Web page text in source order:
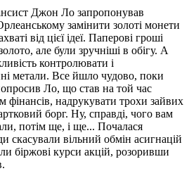
Джон Ло запропонував
замінити золоті монети
від цієї ідеї. Паперові гроші
але були зручніші в обігу. А
контролювати і
метали. Все йшло чудово, поки
Ло, що став на той час
фінансів, надрукувати трохи зайвих
борг. Ну, справді, чого вам
потім ще, і ще... Почалася
скасували вільний обмін асигнацій
біржові курси акцій, розоривши